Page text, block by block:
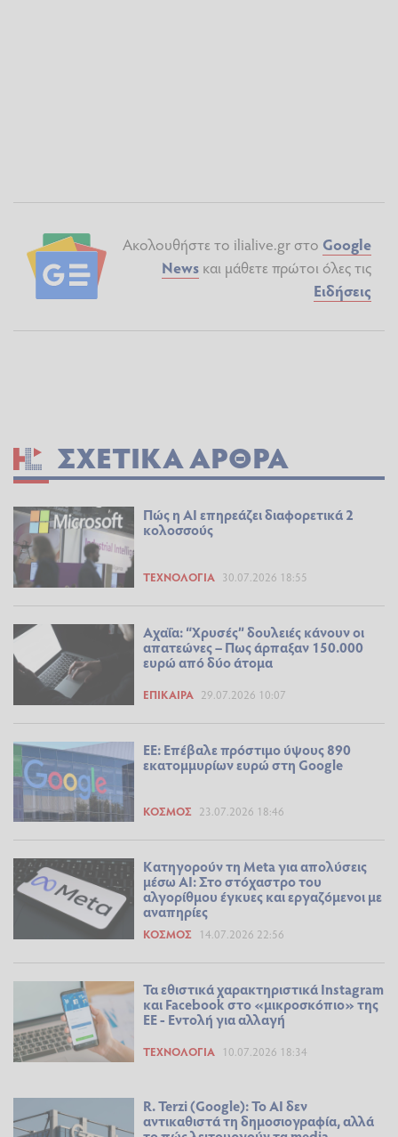
Ακολουθήστε το ilialive.gr στο Google
News και μάθετε πρώτοι όλες τις
Ειδήσεις
ΣΧΕΤΙΚΆ ΆΡΘΡΑ
Πώς η AI επηρεάζει διαφορετικά 2
κολοσσούς
ΤΕΧΝΟΛΟΓΊΑ 30.07.2026 18:55
Αχαΐα: “Χρυσές” δουλειές κάνουν οι
απατεώνες – Πως άρπαξαν 150.000
ευρώ από δύο άτομα
ΕΠΊΚΑΙΡΑ 29.07.2026 10:07
ΕΕ: Επέβαλε πρόστιμο ύψους 890
εκατομμυρίων ευρώ στη Google
ΚΌΣΜΟΣ 23.07.2026 18:46
Κατηγορούν τη Meta για απολύσεις
μέσω AI: Στο στόχαστρο του
αλγορίθμου έγκυες και εργαζόμενοι με
αναπηρίες
ΚΌΣΜΟΣ 14.07.2026 22:56
Τα εθιστικά χαρακτηριστικά Instagram
και Facebook στο «μικροσκόπιο» της
ΕΕ - Εντολή για αλλαγή
ΤΕΧΝΟΛΟΓΊΑ 10.07.2026 18:34
R. Terzi (Google): Το AI δεν
αντικαθιστά τη δημοσιογραφία, αλλά